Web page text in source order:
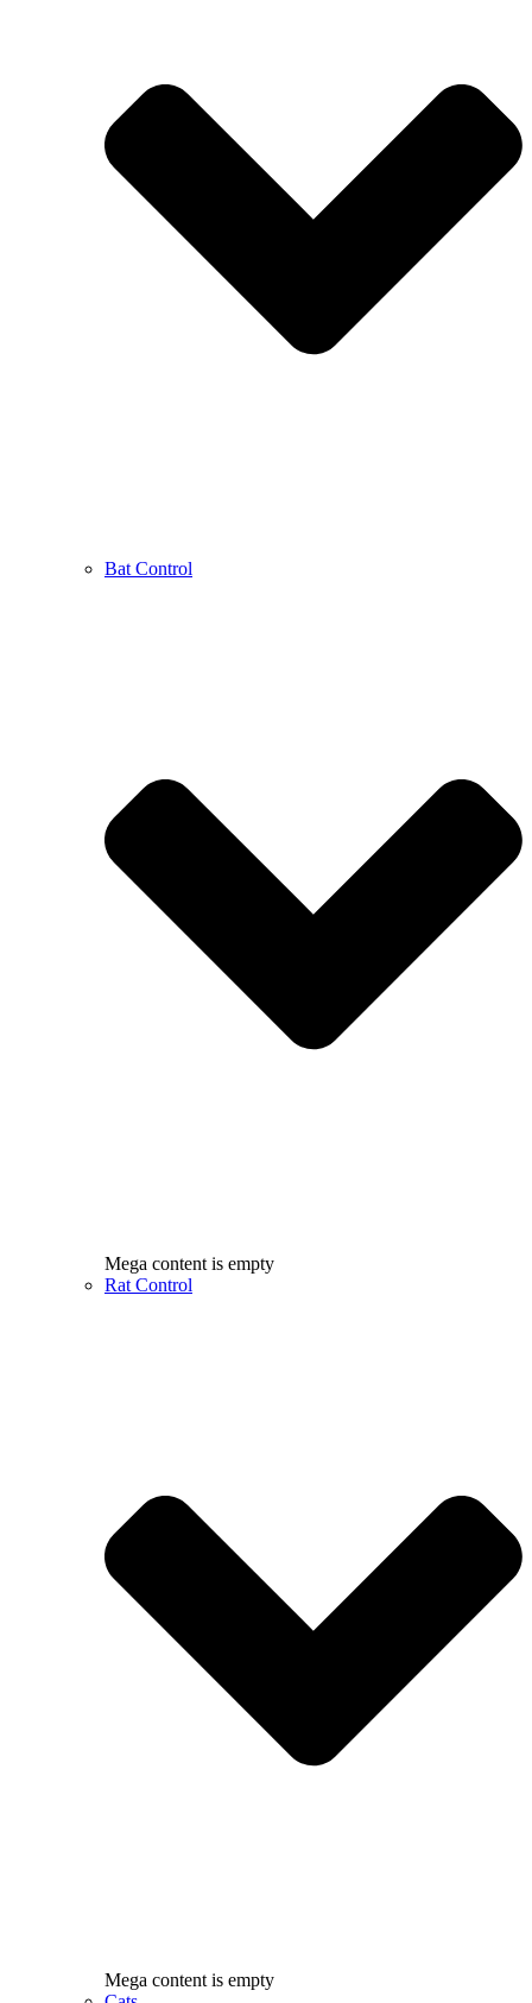
Bat Control
Mega content is empty
Rat Control
Mega content is empty